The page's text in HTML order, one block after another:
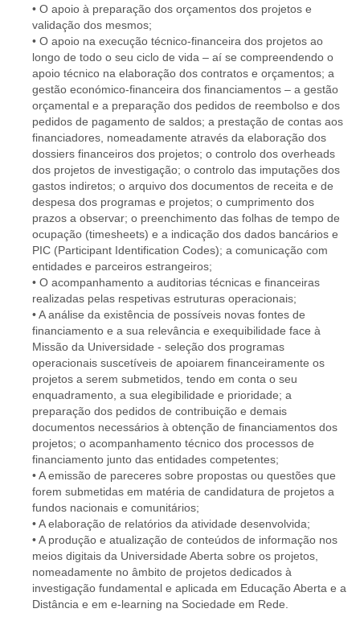
• O apoio à preparação dos orçamentos dos projetos e
validação dos mesmos;
• O apoio na execução técnico-financeira dos projetos ao
longo de todo o seu ciclo de vida – aí se compreendendo o
apoio técnico na elaboração dos contratos e orçamentos; a
gestão económico-financeira dos financiamentos – a gestão
orçamental e a preparação dos pedidos de reembolso e dos
pedidos de pagamento de saldos; a prestação de contas aos
financiadores, nomeadamente através da elaboração dos
dossiers financeiros dos projetos; o controlo dos overheads
dos projetos de investigação; o controlo das imputações dos
gastos indiretos; o arquivo dos documentos de receita e de
despesa dos programas e projetos; o cumprimento dos
prazos a observar; o preenchimento das folhas de tempo de
ocupação (timesheets) e a indicação dos dados bancários e
PIC (Participant Identification Codes); a comunicação com
entidades e parceiros estrangeiros;
• O acompanhamento a auditorias técnicas e financeiras
realizadas pelas respetivas estruturas operacionais;
• A análise da existência de possíveis novas fontes de
financiamento e a sua relevância e exequibilidade face à
Missão da Universidade - seleção dos programas
operacionais suscetíveis de apoiarem financeiramente os
projetos a serem submetidos, tendo em conta o seu
enquadramento, a sua elegibilidade e prioridade; a
preparação dos pedidos de contribuição e demais
documentos necessários à obtenção de financiamentos dos
projetos; o acompanhamento técnico dos processos de
financiamento junto das entidades competentes;
• A emissão de pareceres sobre propostas ou questões que
forem submetidas em matéria de candidatura de projetos a
fundos nacionais e comunitários;
• A elaboração de relatórios da atividade desenvolvida;
• A produção e atualização de conteúdos de informação nos
meios digitais da Universidade Aberta sobre os projetos,
nomeadamente no âmbito de projetos dedicados à
investigação fundamental e aplicada em Educação Aberta e a
Distância e em e-learning na Sociedade em Rede.